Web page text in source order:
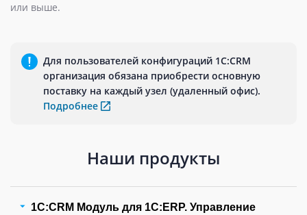
или выше.
Для пользователей конфигураций 1С:CRM
организация обязана приобрести основную
поставку на каждый узел (удаленный офис).
Подробнее
Наши продукты
1С:CRM Модуль для 1С:ERP. Управление